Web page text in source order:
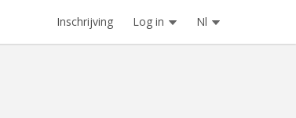
Inschrijving Log in Nl